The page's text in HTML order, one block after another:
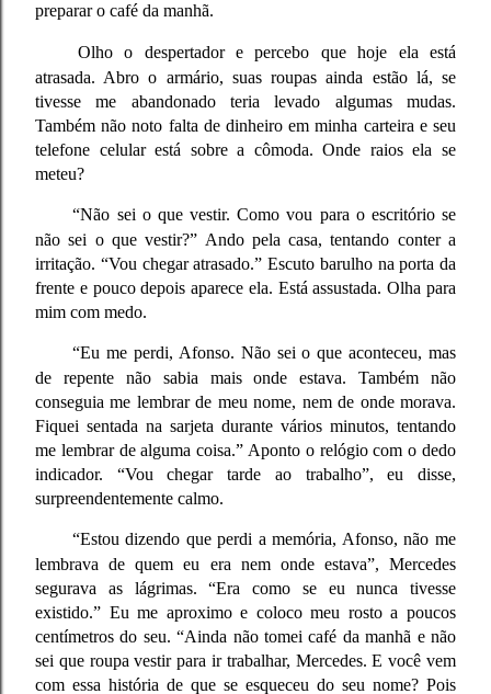
preparar o café da manhã.
Olho o despertador e percebo que hoje ela está
atrasada. Abro o armário, suas roupas ainda estão lá, se
tivesse me abandonado teria levado algumas mudas.
Também não noto falta de dinheiro em minha carteira e seu
telefone celular está sobre a cômoda. Onde raios ela se
meteu?
“Não sei o que vestir. Como vou para o escritório se
não sei o que vestir?” Ando pela casa, tentando conter a
irritação. “Vou chegar atrasado.” Escuto barulho na porta da
frente e pouco depois aparece ela. Está assustada. Olha para
mim com medo.
“Eu me perdi, Afonso. Não sei o que aconteceu, mas
de repente não sabia mais onde estava. Também não
conseguia me lembrar de meu nome, nem de onde morava.
Fiquei sentada na sarjeta durante vários minutos, tentando
me lembrar de alguma coisa.” Aponto o relógio com o dedo
indicador. “Vou chegar tarde ao trabalho”, eu disse,
surpreendentemente calmo.
“Estou dizendo que perdi a memória, Afonso, não me
lembrava de quem eu era nem onde estava”, Mercedes
segurava as lágrimas. “Era como se eu nunca tivesse
existido.” Eu me aproximo e coloco meu rosto a poucos
centímetros do seu. “Ainda não tomei café da manhã e não
sei que roupa vestir para ir trabalhar, Mercedes. E você vem
com essa história de que se esqueceu do seu nome? Pois